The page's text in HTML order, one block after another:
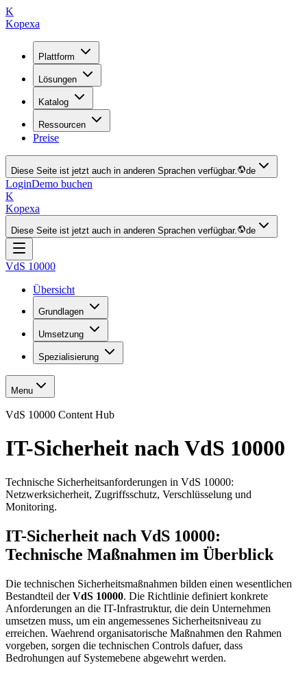
K
Kopexa
Plattform
Lösungen
Katalog
Ressourcen
Preise
Diese Seite ist jetzt auch in anderen Sprachen verfügbar. de
LoginDemo buchen
K
Kopexa
Diese Seite ist jetzt auch in anderen Sprachen verfügbar. de
VdS 10000
Übersicht
Grundlagen
Umsetzung
Spezialisierung
Menu
VdS 10000 Content Hub
IT-Sicherheit nach VdS 10000
Technische Sicherheitsanforderungen in VdS 10000:
Netzwerksicherheit, Zugriffsschutz, Verschlüsselung und
Monitoring.
IT-Sicherheit nach VdS 10000:
Technische Maßnahmen im Überblick
Die technischen Sicherheitsmaßnahmen bilden einen wesentlichen
Bestandteil der VdS 10000. Die Richtlinie definiert konkrete
Anforderungen an die IT-Infrastruktur, die dein Unternehmen
umsetzen muss, um ein angemessenes Sicherheitsniveau zu
erreichen. Waehrend organisatorische Maßnahmen den Rahmen
vorgeben, sorgen die technischen Controls dafuer, dass
Bedrohungen auf Systemebene abgewehrt werden.